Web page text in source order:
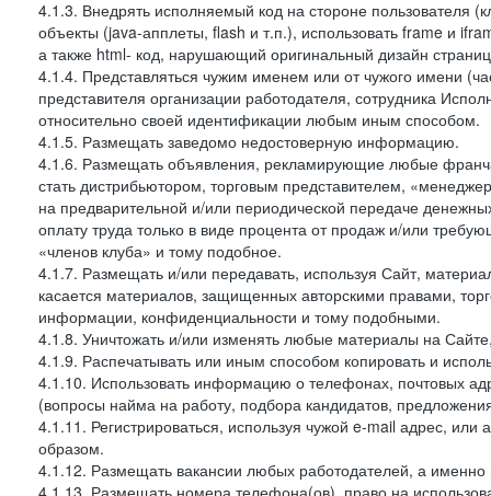
4.1.3. Внедрять исполняемый код на стороне пользователя
объекты (java-апплеты, flash и т.п.), использовать frame и
а также html- код, нарушающий оригинальный дизайн
4.1.4. Представляться чужим именем или от чужого имени
представителя организации работодателя, сотрудника
относительно своей идентификации любым иным способом.
4.1.5. Размещать заведомо недостоверную информацию.
4.1.6. Размещать объявления, рекламирующие любые
стать дистрибьютором, торговым представителем,
на предварительной и/или периодической передаче
оплату труда только в виде процента от продаж и/или
«членов клуба» и тому подобное.
4.1.7. Размещать и/или передавать, используя Сайт,
касается материалов, защищенных авторскими правами,
информации, конфиденциальности и тому подобными.
4.1.8. Уничтожать и/или изменять любые материалы на
4.1.9. Распечатывать или иным способом копировать и
4.1.10. Использовать информацию о телефонах, почтовых
(вопросы найма на работу, подбора кандидатов,
4.1.11. Регистрироваться, используя чужой e-mail адрес,
образом.
4.1.12. Размещать вакансии любых работодателей, а
4.1.13. Размещать номера телефона(ов), право на